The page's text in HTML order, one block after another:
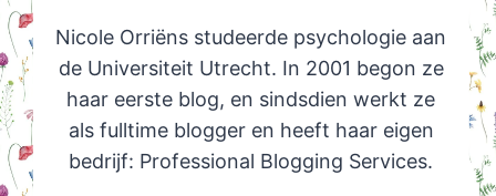
Nicole Orriëns studeerde psychologie aan
de Universiteit Utrecht. In 2001 begon ze
haar eerste blog, en sindsdien werkt ze
als fulltime blogger en heeft haar eigen
bedrijf: Professional Blogging Services.